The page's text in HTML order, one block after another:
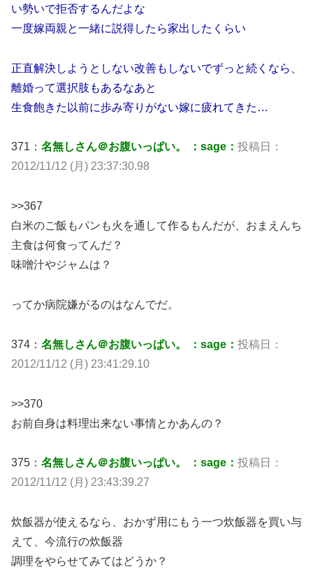
い勢いで拒否するんだよな
一度嫁両親と一緒に説得したら家出したくらい
正直解決しようとしない改善もしないでずっと続くなら、
離婚って選択肢もあるなあと
生食飽きた以前に歩み寄りがない嫁に疲れてきた…
371： 名無しさん＠お腹いっぱい。 ：sage： 投稿日：
2012/11/12 (月) 23:37:30.98
>>367
白米のご飯もパンも火を通して作るもんだが、おまえんち
主食は何食ってんだ？
味噌汁やジャムは？
ってか病院嫌がるのはなんでだ。
374： 名無しさん＠お腹いっぱい。 ：sage： 投稿日：
2012/11/12 (月) 23:41:29.10
>>370
お前自身は料理出来ない事情とかあんの？
375： 名無しさん＠お腹いっぱい。 ：sage： 投稿日：
2012/11/12 (月) 23:43:39.27
炊飯器が使えるなら、おかず用にもう一つ炊飯器を買い与
えて、今流行の炊飯器
調理をやらせてみてはどうか？